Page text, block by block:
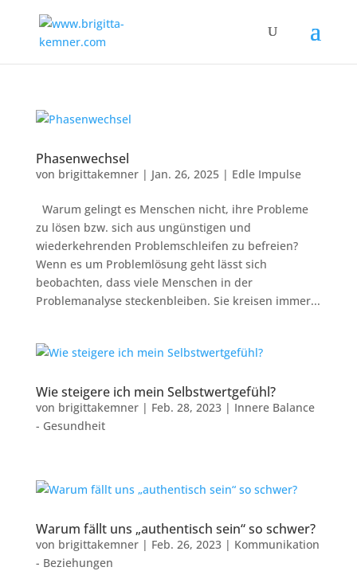
Phasenwechsel
von brigittakemner| Jan. 26, 2025| Edle Impulse
Warum gelingt es Menschen nicht, ihre Probleme
zu lösen bzw. sich aus ungünstigen und
wiederkehrenden Problemschleifen zu befreien?
Wenn es um Problemlösung geht lässt sich
beobachten, dass viele Menschen in der
Problemanalyse steckenbleiben. Sie kreisen immer...
Wie steigere ich mein Selbstwertgefühl?
von brigittakemner| Feb. 28, 2023| Innere Balance
- Gesundheit
Warum fällt uns „authentisch sein“ so schwer?
von brigittakemner| Feb. 26, 2023| Kommunikation
- Beziehungen